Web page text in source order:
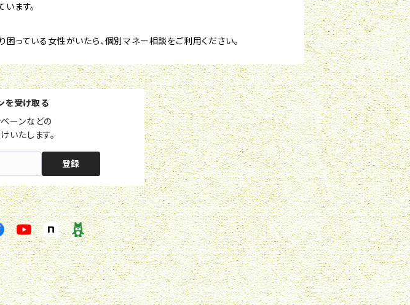
ます。
っている女性がいたら、個別マネー相談をご利用ください。
を受け取る
ーンなどの
いたします。
登録